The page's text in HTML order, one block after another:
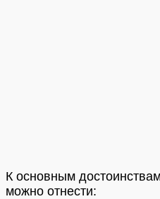
К основным
можно отнести: